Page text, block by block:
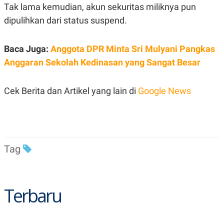
A
C
A
M
E
L
E
E
I
A
N
K
K
I
M
A
Tak lama kemudian, akun sekuritas miliknya pun
dipulihkan dari status suspend.
Baca Juga: Anggota DPR Minta Sri Mulyani Pangkas
Anggaran Sekolah Kedinasan yang Sangat Besar
Cek Berita dan Artikel yang lain di Google News
Tag
Terbaru